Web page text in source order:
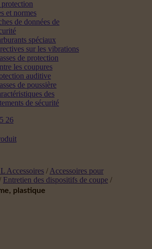
protection
et normes
de données de
spéciaux
sur les vibrations
de protection
les coupures
auditive
de poussière
des
de sécurité
26
Accessoires / Accessoires pour
Entretien des dispositifs de coupe /
plastique